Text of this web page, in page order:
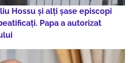
Hossu și alți șase episcopi
Papa a autorizat